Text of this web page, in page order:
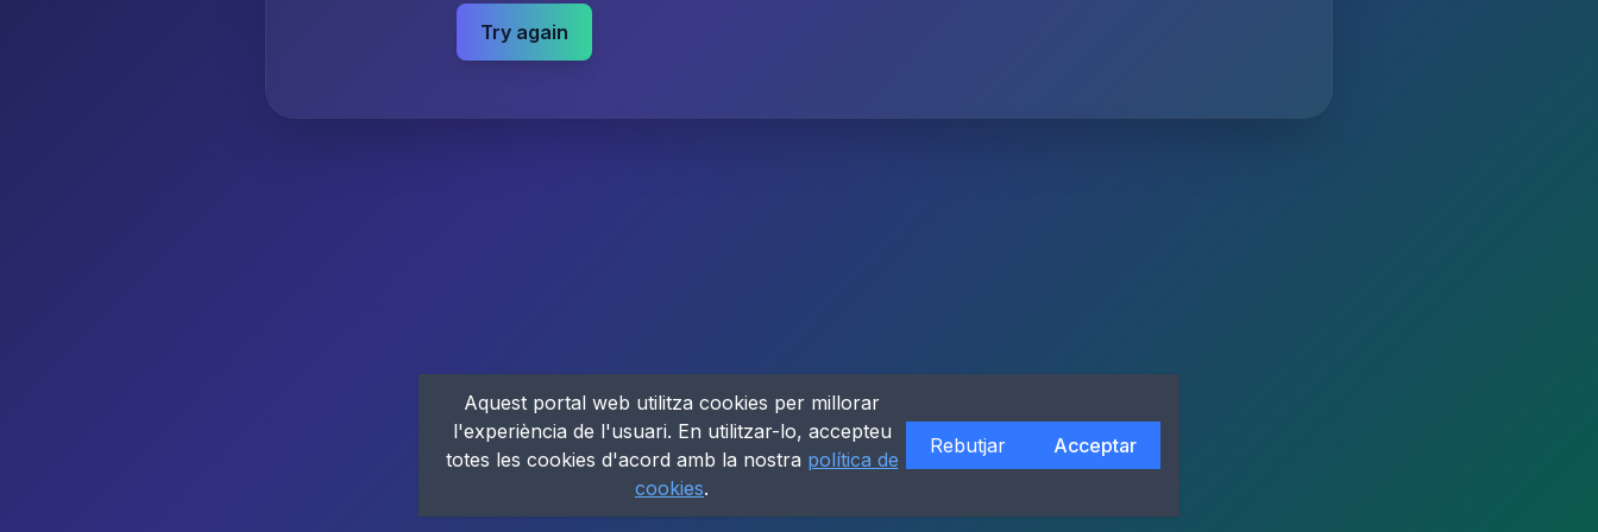
Try again
Aquest portal web utilitza cookies per millorar
l'experiència de l'usuari. En utilitzar-lo, accepteu
totes les cookies d'acord amb la nostra política de
cookies.
Rebutjar Acceptar